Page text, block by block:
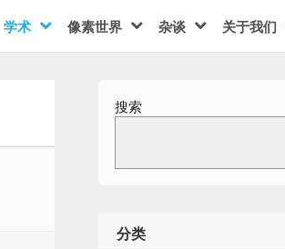
学术 像素世界 杂谈 关于我们
搜索
分类